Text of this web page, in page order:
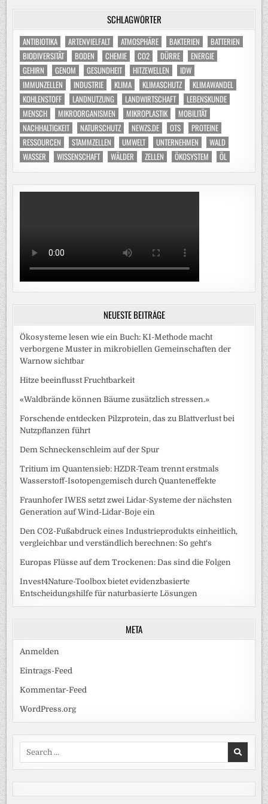
SCHLAGWÖRTER
ANTIBIOTIKA ARTENVIELFALT ATMOSPHÄRE BAKTERIEN
BATTERIEN
BIODIVERSITÄT
BODEN CHEMIE CO2 DÜRRE
ENERGIE
GEHIRN
GENOM GESUNDHEIT HITZEWELLEN
IDW
IMMUNZELLEN
INDUSTRIE KLIMA KLIMASCHUTZ
KLIMAWANDEL
KOHLENSTOFF
LANDNUTZUNG LANDWIRTSCHAFT
LEBENSKUNDE
MENSCH
MIKROORGANISMEN MIKROPLASTIK
MOBILITÄT
NACHHALTIGKEIT
NATURSCHUTZ NEWZS.DE OTS
PROTEINE
RESSOURCEN
STAMMZELLEN UMWELT UNTERNEHMEN
WALD
WASSER
WISSENSCHAFT WÄLDER ZELLEN ÖKOSYSTEM ÖL
NEUESTE BEITRÄGE
Ökosysteme lesen wie ein Buch: KI-Methode macht
verborgene Muster in mikrobiellen Gemeinschaften der
Warnow sichtbar
Hitze beeinflusst Fruchtbarkeit
«Waldbrände können Bäume zusätzlich stressen.»
Forschende entdecken Pilzprotein, das zu Blattverlust bei
Nutzpflanzen führt
Dem Schneckenschleim auf der Spur
Tritium im Quantensieb: HZDR-Team trennt erstmals
Wasserstoff-Isotopengemisch durch Quanteneffekte
Fraunhofer IWES setzt zwei Lidar-Systeme der nächsten
Generation auf Wind-Lidar-Boje ein
Den CO2-Fußabdruck eines Industrieprodukts einheitlich,
vergleichbar und verständlich berechnen: So geht‘s
Europas Flüsse auf dem Trockenen: Das sind die Folgen
Invest4Nature-Toolbox bietet evidenzbasierte
Entscheidungshilfe für naturbasierte Lösungen
META
Anmelden
Eintrags-Feed
Kommentar-Feed
WordPress.org